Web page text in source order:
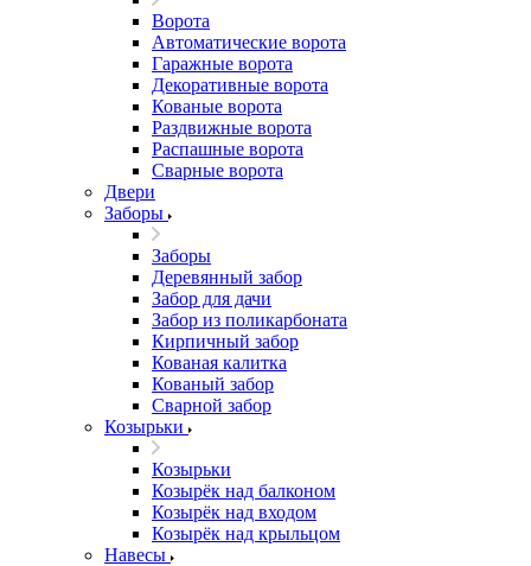
Ворота
Автоматические ворота
Гаражные ворота
Декоративные ворота
Кованые ворота
Раздвижные ворота
Распашные ворота
Сварные ворота
Двери
Заборы
Заборы
Деревянный забор
Забор для дачи
Забор из поликарбоната
Кирпичный забор
Кованая калитка
Кованый забор
Сварной забор
Козырьки
Козырьки
Козырёк над балконом
Козырёк над входом
Козырёк над крыльцом
Навесы